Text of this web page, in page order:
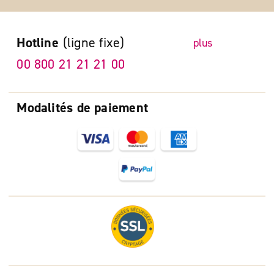
Modalités de paiement
Hotline (ligne fixe) plus
00 800 21 21 21 00